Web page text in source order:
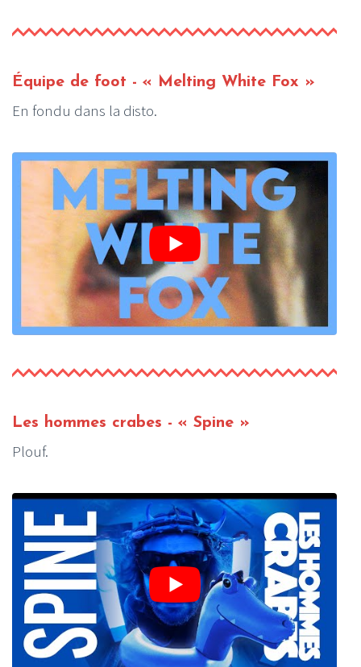
Équipe de foot - « Melting White Fox »
En fondu dans la disto.
Les hommes crabes - « Spine »
Plouf.